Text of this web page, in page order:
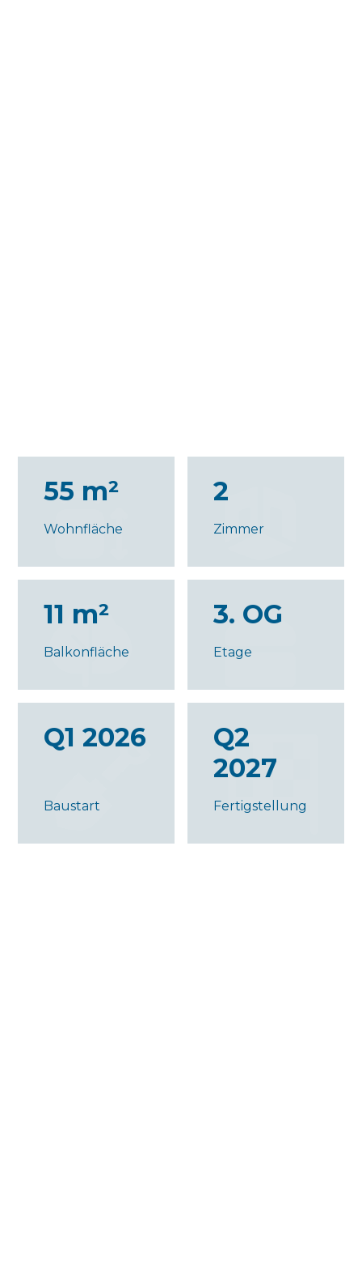
55 m²
Wohnfläche
2
Zimmer
11 m²
Balkonfläche
3. OG
Etage
Q1 2026
Baustart
Q2
2027
Fertigstellung